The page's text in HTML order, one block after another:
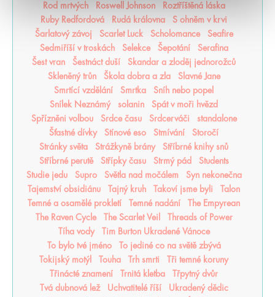
Rod mrtvých
Roswell Johnson
Roztříštěná láska
Ruby Redfordová
Rudá královna
S ohněm v krvi
Šarlatový závoj
Scarlet Luck Scholomance
Seafire
Sedmiříší v troskách
Selekce Šepotání
Serafina
Šest vran
Šestnáct duší
Skandar a zloděj jednorožců
Skleněný trůn
Škola dobra a zla
Slavné Jane
Smrtící vzdělání
Smrtka
Sníh nebo popel
Snílek Neznámý
solanin
Spát v moři hvězd
Spřízněni volbou
Srdce času Srdcerváči
standalone
Šťastné dívky
Stínové eso Stmívání
Storočí
Stránky světa
Strážkyně brány
Stříbrné knihy snů
Stříbrné perutě
Střípky času Strmý pád
Students
Studie jedu
Supro Světla nad močálem
Syn nekonečna
Tajemství obsidiánu
Tajný kruh Takoví jsme byli
Talon
Temné a osamělé prokletí
Temné nadání
The Empyrean
The Raven Cycle
The Scarlet Veil
Threads of Power
Tíha vody
Tim Burton Ukradené Vánoce
To bylo tvé jméno
To jediné co na světě zbývá
Tokijský motýl
Touha Trh smrti
Tři temné koruny
Třinácté znamení
Trnitá kletba
Třpytný dvůr
Tvá dubnová lež
Uchvatitelé říší
Ukradený dědic